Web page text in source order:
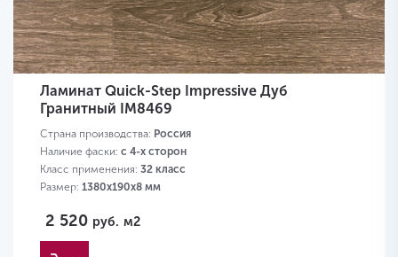
Ламинат Quick-Step Impressive Дуб
Гранитный IM8469
Страна производства: Россия
Наличие фаски: с 4-х сторон
Класс применения: 32 класс
Размер: 1380х190х8 мм
2 520 руб. м2